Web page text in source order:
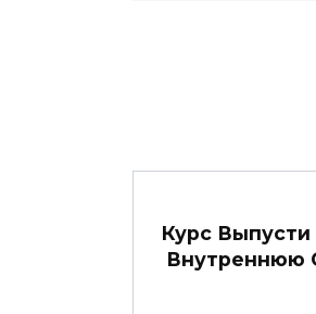
Курс
Внутреннюю